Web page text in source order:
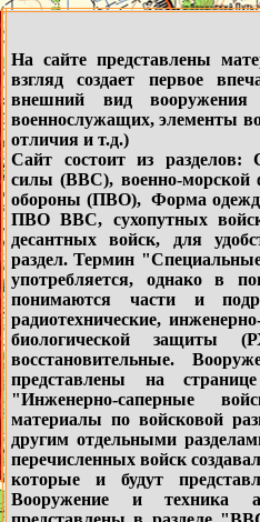
На сайте представлены
взгляд создает первое
внешний вид
военнослужащих, элементы
отличия и т.д.)
Сайт состоит из разделов:
силы (ВВС), военно-
обороны (ПВО), Форма
ПВО ВВС, сухопутных
десантных войск, для
раздел. Термин
употребляется, однако в
понимаются части и
радиотехнические,
биологической защиты
восстановительные.
представлены на
"Инженерно-саперные
материалы по войсковой
другим отдельными
перечисленных войск
которые и будут
Вооружение и техника